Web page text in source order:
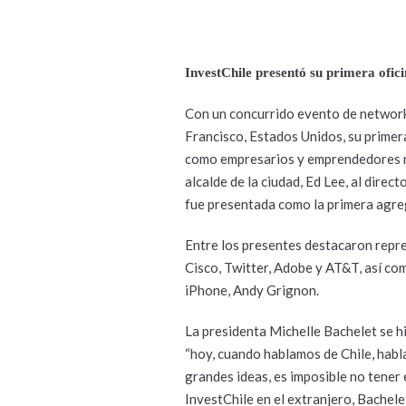
InvestChile presentó su primera
Con un concurrido evento de
Francisco, Estados Unidos, su
como empresarios y
alcalde de la ciudad, Ed Lee, al
fue presentada como la primera
Entre los presentes destacaron
Cisco, Twitter, Adobe y AT&T, así
iPhone, Andy Grignon.
La presidenta Michelle Bachelet se
“hoy, cuando hablamos de Chile,
grandes ideas, es imposible no tener
InvestChile en el extranjero,